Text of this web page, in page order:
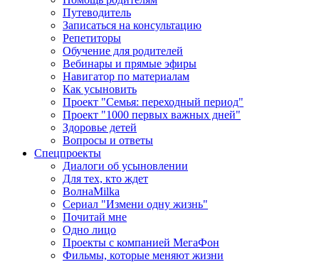
Путеводитель
Записаться на консультацию
Репетиторы
Обучение для родителей
Вебинары и прямые эфиры
Навигатор по материалам
Как усыновить
Проект "Семья: переходный период"
Проект "1000 первых важных дней"
Здоровье детей
Вопросы и ответы
Спецпроекты
Диалоги об усыновлении
Для тех, кто ждет
ВолнаMilka
Сериал "Измени одну жизнь"
Почитай мне
Одно лицо
Проекты с компанией МегаФон
Фильмы, которые меняют жизни